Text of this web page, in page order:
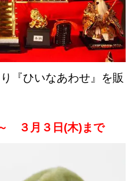
『ひいなあわせ』を販
３月３日(木)まで